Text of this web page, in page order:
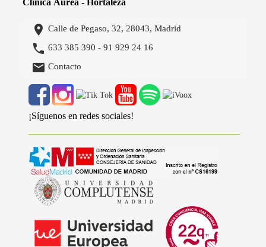
Clínica Áurea - Hortaleza
 Calle de Pegaso, 32, 28043, Madrid
 633 385 390 -91 929 24 16
 Contacto
¡Síguenos en redes sociales!